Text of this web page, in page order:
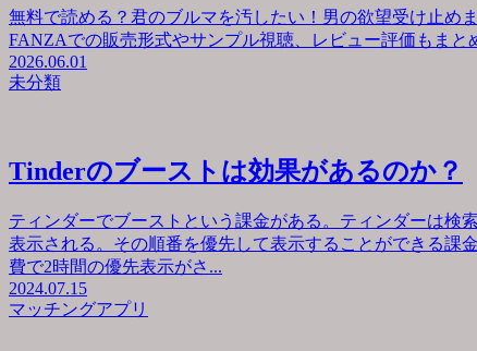
無料で読める？君のブルマを汚したい！男の欲望受け止め
FANZAでの販売形式やサンプル視聴、レビュー評価もまと
2026.06.01
未分類
Tinderのブーストは効果があるのか？
ティンダーでブーストという課金がある。ティンダーは検
表示される。その順番を優先して表示することができる課
費で2時間の優先表示がさ...
2024.07.15
マッチングアプリ